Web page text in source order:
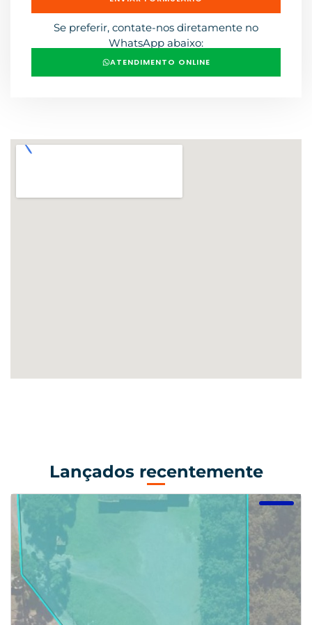
Se preferir, contate-nos diretamente no
WhatsApp abaixo:
ATENDIMENTO ONLINE
Lançados recentemente